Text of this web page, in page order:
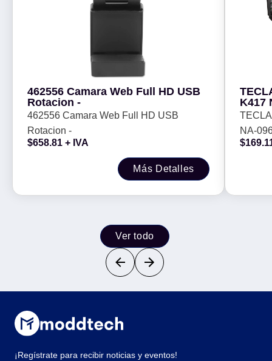
462556 Camara Web Full HD USB
Rotacion -
462556 Camara Web Full HD USB
Rotacion -
$658.81 + IVA
Más Detalles
K417
NA-
$
Ver todo
¡Regístrate para recibir noticias y eventos!